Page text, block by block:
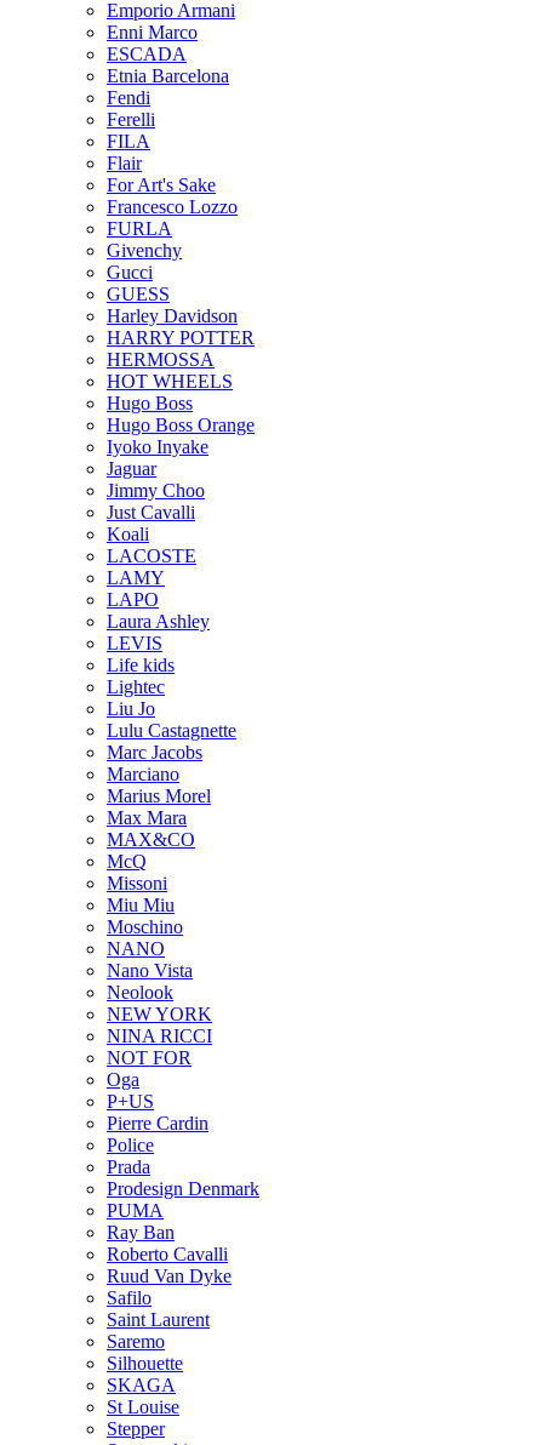
Emporio Armani
Enni Marco
ESCADA
Etnia Barcelona
Fendi
Ferelli
FILA
Flair
For Art's Sake
Francesco Lozzo
FURLA
Givenchy
Gucci
GUESS
Harley Davidson
HARRY POTTER
HERMOSSA
HOT WHEELS
Hugo Boss
Hugo Boss Orange
Iyoko Inyake
Jaguar
Jimmy Choo
Just Cavalli
Koali
LACOSTE
LAMY
LAPO
Laura Ashley
LEVIS
Life kids
Lightec
Liu Jo
Lulu Castagnette
Marc Jacobs
Marciano
Marius Morel
Max Mara
MAX&CO
McQ
Missoni
Miu Miu
Moschino
NANO
Nano Vista
Neolook
NEW YORK
NINA RICCI
NOT FOR
Oga
P+US
Pierre Cardin
Police
Prada
Prodesign Denmark
PUMA
Ray Ban
Roberto Cavalli
Ruud Van Dyke
Safilo
Saint Laurent
Saremo
Silhouette
SKAGA
St Louise
Stepper